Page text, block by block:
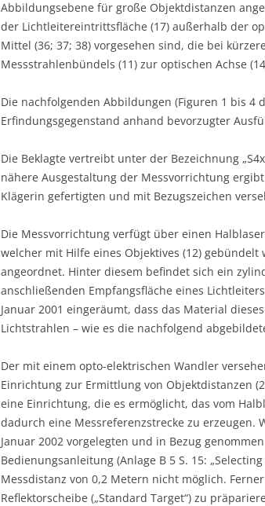
Abbildungsebene für große Objektdistanzen
der Lichtleitereintrittsfläche (17) außerhalb der
Mittel (36; 37; 38) vorgesehen sind, die bei
Messstrahlenbündels (11) zur optischen Achse
Die nachfolgenden Abbildungen (Figuren 1 bis
Erfindungsgegenstand anhand bevorzugter
Die Beklagte vertreibt unter der Bezeichnung
nähere Ausgestaltung der Messvorrichtung
Klägerin gefertigten und mit Bezugszeichen
Die Messvorrichtung verfügt über einen
welcher mit Hilfe eines Objektives (12)
angeordnet. Hinter diesem befindet sich ein
anschließenden Empfangsfläche eines
Januar 2001 eingeräumt, dass das Material
Lichtstrahlen – wie es die nachfolgend
Der mit einem opto-elektrischen Wandler
Einrichtung zur Ermittlung von Objektdistanzen
eine Einrichtung, die es ermöglicht, das vom
dadurch eine Messreferenzstrecke zu erzeugen.
Januar 2002 vorgelegten und in Bezug
Bedienungsanleitung (Anlage B 5 S. 15:
Messdistanz von 0,2 Metern nicht möglich.
Reflektorscheibe („Standard Target“) zu